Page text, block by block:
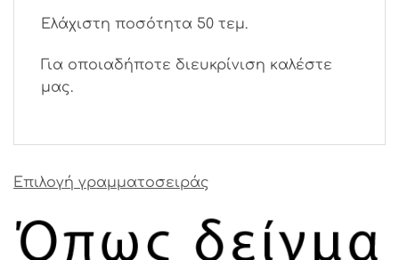
Ελάχιστη ποσότητα 50 τεμ.
Για οποιαδήποτε διευκρίνιση καλέστε
μας.
Επιλογή γραμματοσειράς